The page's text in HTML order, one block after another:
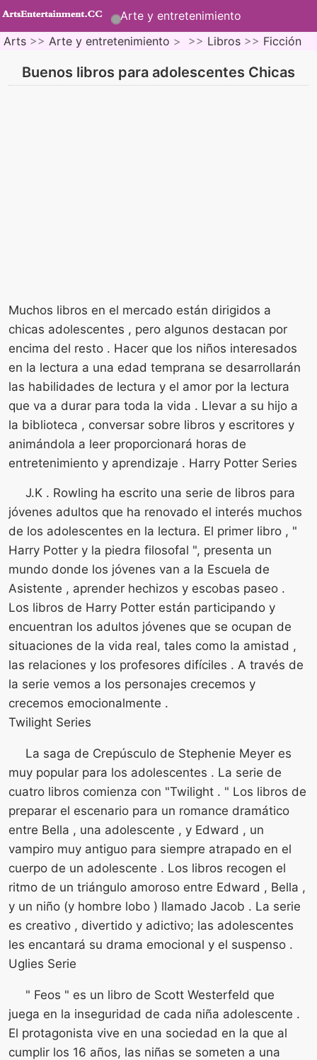
Arte y entretenimiento
Arts >> Arte y entretenimiento > >> Libros >> Ficción
Buenos libros para adolescentes Chicas
Muchos libros en el mercado están dirigidos a
chicas adolescentes , pero algunos destacan por
encima del resto . Hacer que los niños interesados ​​
en la lectura a una edad temprana se desarrollarán
las habilidades de lectura y el amor por la lectura
que va a durar para toda la vida . Llevar a su hijo a
la biblioteca , conversar sobre libros y escritores y
animándola a leer proporcionará horas de
entretenimiento y aprendizaje . Harry Potter Series
J.K . Rowling ha escrito una serie de libros para
jóvenes adultos que ha renovado el interés muchos
de los adolescentes en la lectura. El primer libro , "
Harry Potter y la piedra filosofal ", presenta un
mundo donde los jóvenes van a la Escuela de
Asistente , aprender hechizos y escobas paseo .
Los libros de Harry Potter están participando y
encuentran los adultos jóvenes que se ocupan de
situaciones de la vida real, tales como la amistad ,
las relaciones y los profesores difíciles . A través de
la serie vemos a los personajes crecemos y
crecemos emocionalmente .
Twilight Series
La saga de Crepúsculo de Stephenie Meyer es
muy popular para los adolescentes . La serie de
cuatro libros comienza con "Twilight . " Los libros de
preparar el escenario para un romance dramático
entre Bella , una adolescente , y Edward , un
vampiro muy antiguo para siempre atrapado en el
cuerpo de un adolescente . Los libros recogen el
ritmo de un triángulo amoroso entre Edward , Bella ,
y un niño (y hombre lobo ) llamado Jacob . La serie
es creativo , divertido y adictivo; las adolescentes
les encantará su drama emocional y el suspenso .
Uglies Serie
" Feos " es un libro de Scott Westerfeld que
juega en la inseguridad de cada niña adolescente .
El protagonista vive en una sociedad en la que al
cumplir los 16 años, las niñas se someten a una